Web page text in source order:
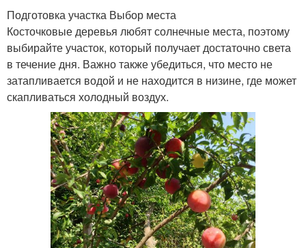
Подготовка участка Выбор места
Косточковые деревья любят солнечные места, поэтому
выбирайте участок, который получает достаточно света
в течение дня. Важно также убедиться, что место не
затапливается водой и не находится в низине, где может
скапливаться холодный воздух.